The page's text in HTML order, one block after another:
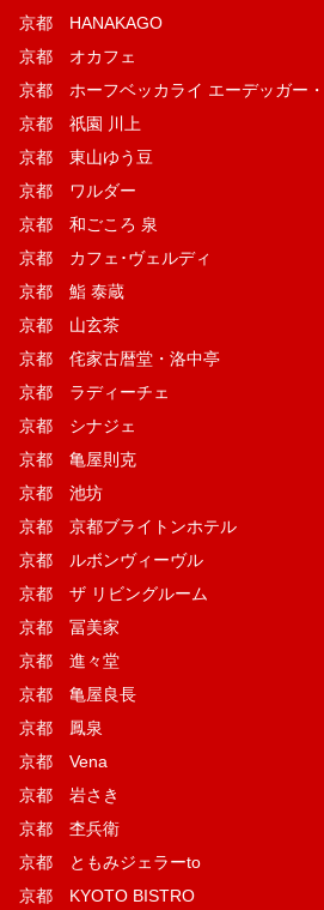
京都 HANAKAGO
京都 オカフェ
京都 ホーフベッカライ エーデッガー
京都 祇園 川上
京都 東山ゆう豆
京都 ワルダー
京都 和ごころ 泉
京都 カフェ･ヴェルディ
京都 鮨 泰蔵
京都 山玄茶
京都 侘家古暦堂・洛中亭
京都 ラディーチェ
京都 シナジェ
京都 亀屋則克
京都 池坊
京都 京都ブライトンホテル
京都 ルボンヴィーヴル
京都 ザ リビングルーム
京都 冨美家
京都 進々堂
京都 亀屋良長
京都 鳳泉
京都 Vena
京都 岩さき
京都 杢兵衛
京都 ともみジェラーto
京都 KYOTO BISTRO